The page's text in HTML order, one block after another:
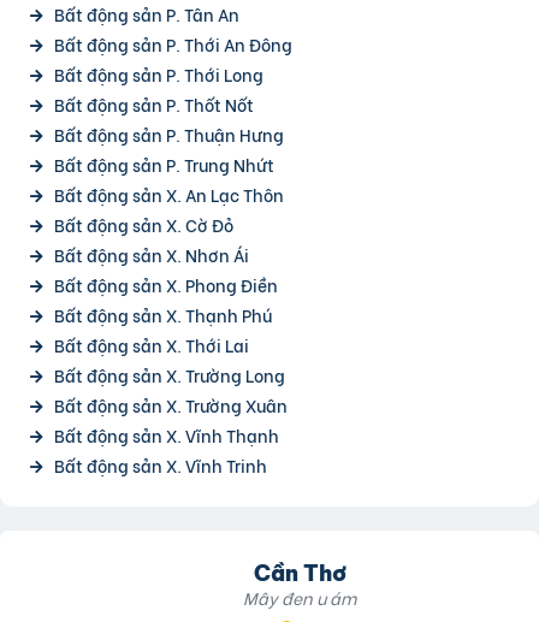
Bất động sản P. Tân An
Bất động sản P. Thới An Đông
Bất động sản P. Thới Long
Bất động sản P. Thốt Nốt
Bất động sản P. Thuận Hưng
Bất động sản P. Trung Nhứt
Bất động sản X. An Lạc Thôn
Bất động sản X. Cờ Đỏ
Bất động sản X. Nhơn Ái
Bất động sản X. Phong Điền
Bất động sản X. Thạnh Phú
Bất động sản X. Thới Lai
Bất động sản X. Trường Long
Bất động sản X. Trường Xuân
Bất động sản X. Vĩnh Thạnh
Bất động sản X. Vĩnh Trinh
Cần Thơ
Mây đen u ám